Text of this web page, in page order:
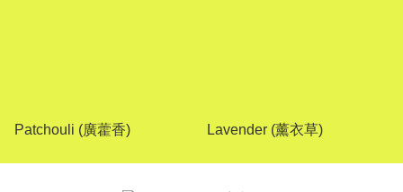
Patchouli (廣藿香) Lavender (薰衣草)